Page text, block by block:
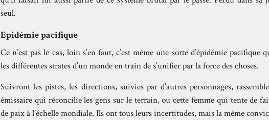
seul.
Epidémie pacifique
Ce n’est pas le cas, loin s’en faut, c’est même une sorte d’épidémie pacifique
les différentes strates d’un monde en train de s’unifier par la force des choses.
Suivront les pistes, les directions, suivies par d’autres personnages,
émissaire qui réconcilie les gens sur le terrain, ou cette femme qui tente de
de paix à l’échelle mondiale. Ils ont tous leurs incertitudes, mais la même